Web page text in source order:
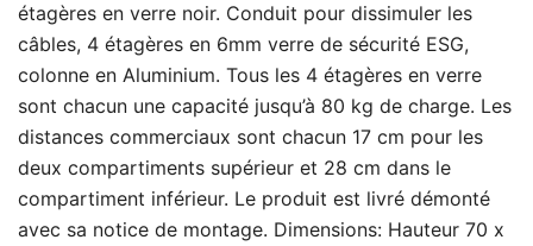
étagères en verre noir. Conduit pour dissimuler les
câbles, 4 étagères en 6mm verre de sécurité ESG,
colonne en Aluminium. Tous les 4 étagères en verre
sont chacun une capacité jusqu’à 80 kg de charge. Les
distances commerciaux sont chacun 17 cm pour les
deux compartiments supérieur et 28 cm dans le
compartiment inférieur. Le produit est livré démonté
avec sa notice de montage. Dimensions: Hauteur 70 x